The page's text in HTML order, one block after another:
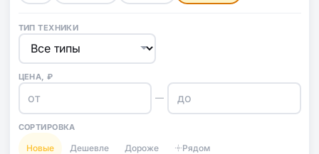
ТИП ТЕХНИКИ
ЦЕНА, ₽
—
СОРТИРОВКА
Новые Дешевле Дороже Рядом